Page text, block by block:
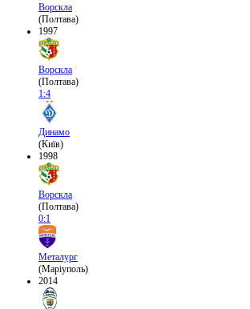
Ворскла
(Полтава)
1997
Ворскла
(Полтава)
1:4
Динамо
(Київ)
1998
Ворскла
(Полтава)
0:1
Металург
(Маріуполь)
2014